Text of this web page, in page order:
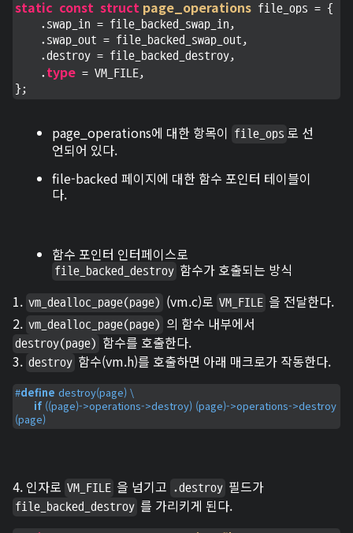
static const struct page_operations file_ops = {
    .swap_in = file_backed_swap_in,
    .swap_out = file_backed_swap_out,
    .destroy = file_backed_destroy,
    .
type = VM_FILE,
};
page_operations에 대한 항목이 file_ops 로 선
언되어 있다.
file-backed 페이지에 대한 함수 포인터 테이블이
다.
함수 포인터 인터페이스로
file_backed_destroy 함수가 호출되는 방식
1. vm_dealloc_page(page) (vm.c)로 VM_FILE 을 전달한다.
2. vm_dealloc_page(page) 의 함수 내부에서
destroy(page) 함수를 호출한다.
3. destroy 함수(vm.h)를 호출하면 아래 매크로가 작동한다.
#define destroy(page) \
if ((page)->operations->destroy) (page)->operations->destroy
(page)
4. 인자로 VM_FILE 을 넘기고 .destroy 필드가
file_backed_destroy 를 가리키게 된다.